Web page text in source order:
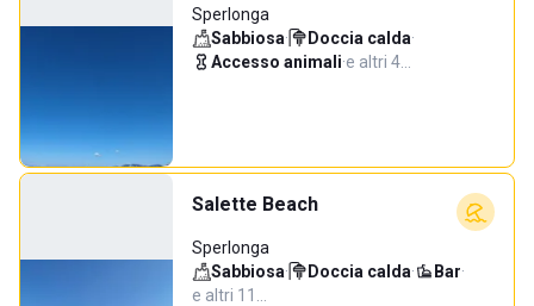
Sperlonga
Sabbiosa· Doccia calda·
Accesso animali·e altri 4…
Salette Beach
Sperlonga
Sabbiosa· Doccia calda· Bar·
e altri 11…